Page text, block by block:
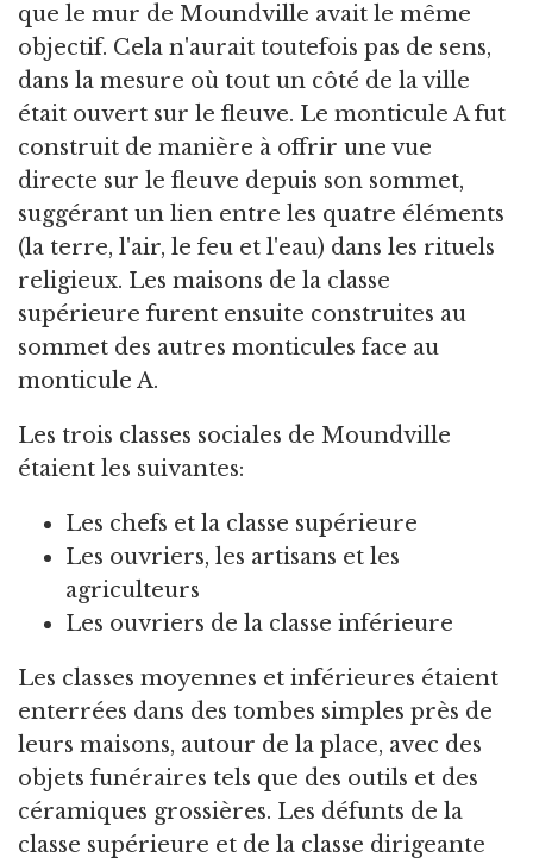
que le mur de Moundville avait le même
objectif. Cela n'aurait toutefois pas de sens,
dans la mesure où tout un côté de la ville
était ouvert sur le fleuve. Le monticule A fut
construit de manière à offrir une vue
directe sur le fleuve depuis son sommet,
suggérant un lien entre les quatre éléments
(la terre, l'air, le feu et l'eau) dans les rituels
religieux. Les maisons de la classe
supérieure furent ensuite construites au
sommet des autres monticules face au
monticule A.
Les trois classes sociales de Moundville
étaient les suivantes:
Les chefs et la classe supérieure
Les ouvriers, les artisans et les
agriculteurs
Les ouvriers de la classe inférieure
Les classes moyennes et inférieures étaient
enterrées dans des tombes simples près de
leurs maisons, autour de la place, avec des
objets funéraires tels que des outils et des
céramiques grossières. Les défunts de la
classe supérieure et de la classe dirigeante